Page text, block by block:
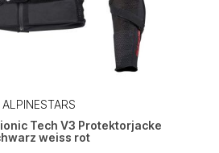
ALPINESTARS
Tech V3 Protektorjacke
weiss rot